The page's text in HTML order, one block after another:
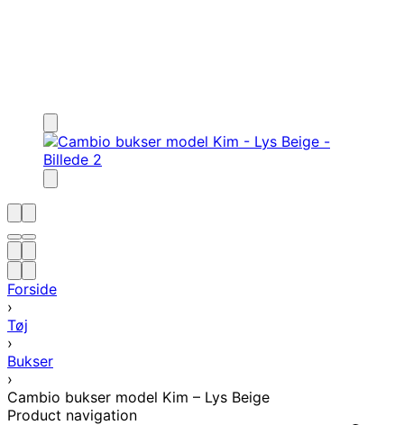
Forside
›
Tøj
›
Bukser
›
Cambio bukser model Kim – Lys Beige
Product navigation